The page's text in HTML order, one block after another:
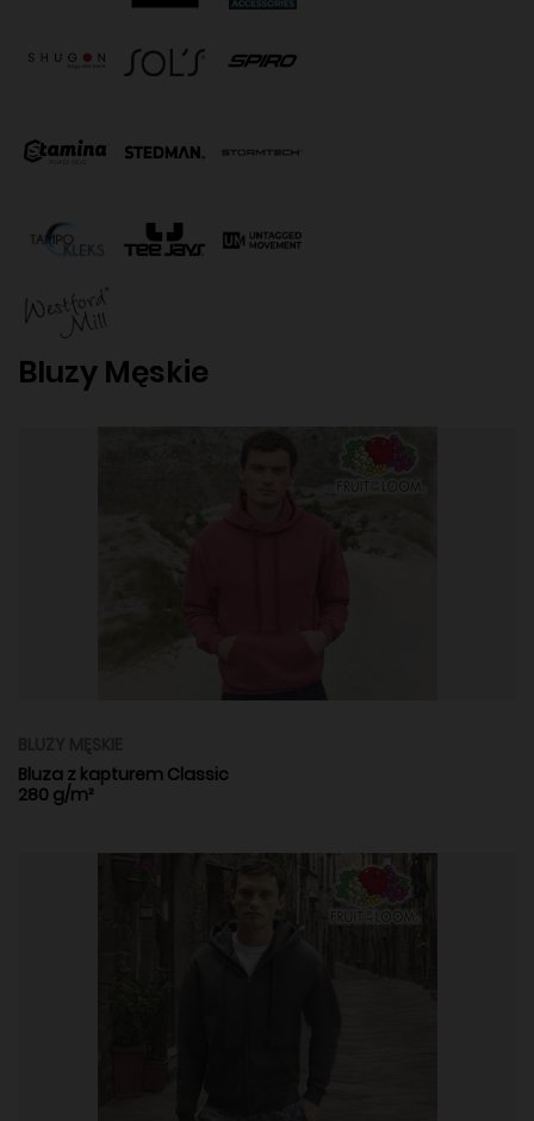
Bluzy Męskie
Bluza z kapturem Classic
280 g/m²